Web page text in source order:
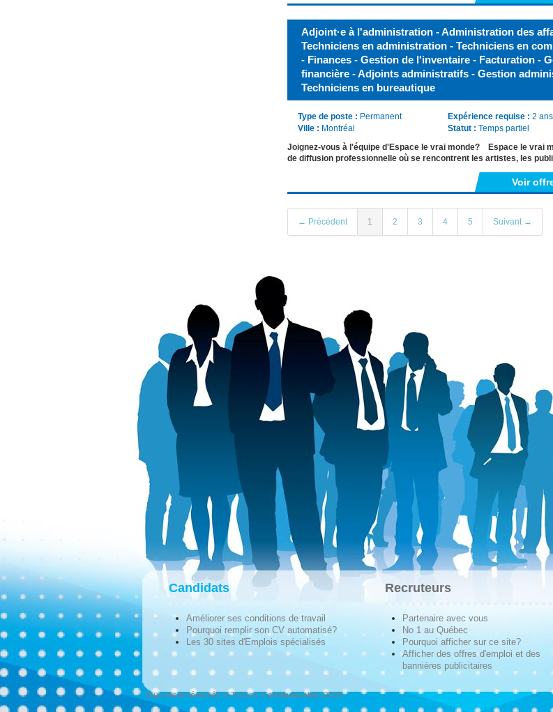
Adjoint·e à l'administration - Administration des
Techniciens en administration - Techniciens en
- Finances - Gestion de l'inventaire - Facturation -
financière - Adjoints administratifs - Gestion
Techniciens en bureautique
Type de poste : Permanent
Ville : Montréal
Expérience requise : 2 ans
Statut : Temps partiel
Joignez-vous à l'équipe d'Espace le vrai monde? Espace le vrai
de diffusion professionnelle où se rencontrent les artistes, les
Voir
← Précédent 1 2 3 4 5 Suivant →
Candidats
Améliorer ses conditions de travail
Pourquoi remplir son CV automatisé?
Les 30 sites d'Emplois spécialisés
Recruteurs
Partenaire avec vous
No 1 au Québec
Pourquoi afficher sur ce site?
Afficher des offres d'emploi et des
bannières publicitaires
Tous droits réservés © Techno-Communication 2026